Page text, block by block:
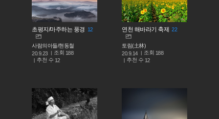
초평지/마주하는 풍경 12
사람의아들/현동철
20.9.23
조회 188
추천 수 12
연천 해바라기 축제 22
토림(土林)
20.9.14
조회 188
추천 수 12